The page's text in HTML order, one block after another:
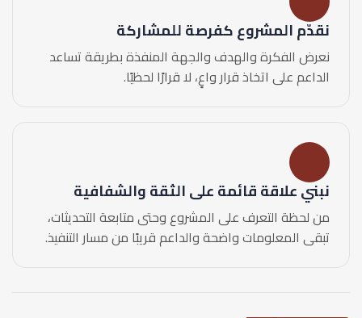
نقدّم المشروع كفرصة للمشاركة
نعرض الفكرة والهدف والجهة المنفذة بطريقة تساعد
الداعم على اتخاذ قرار واعٍ، لا قرارًا لحظيًا.
نبني علاقة قائمة على الثقة والشفافية
من لحظة التعرف على المشروع وحتى متابعة التحديثات،
تبقى المعلومات واضحة والداعم قريبًا من مسار التنفيذ.